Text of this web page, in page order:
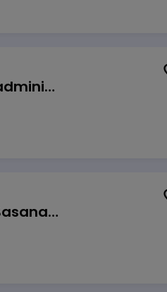
Pardavimų vadybininkas (-ė) / Biuro administratorius (-ė) (B2B)
Kasininkas (-ė) - pardavėjas (-a), J. Basanavičiaus g. 6, Jonava